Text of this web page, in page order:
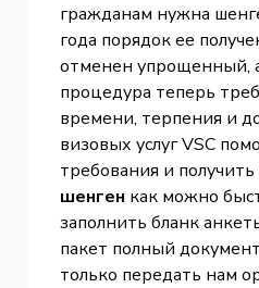
гражданам нужна
года порядок ее
отменен упрощенный,
процедура теперь
времени, терпения и
визовых услуг VSC
требования и получить
шенген как можно
заполнить бланк
пакет полный
только передать нам